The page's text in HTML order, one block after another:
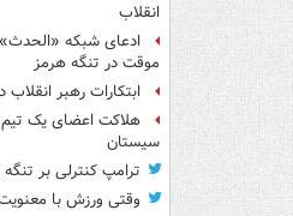
انقلاب
ادعای شبکه «الحدث»
موقت در تنگه هرمز
ابتکارات رهبر انقلاب
هلاکت اعضای یک
سیستان
ترامپ کنترلی بر تنگه
وقتی ورزش با